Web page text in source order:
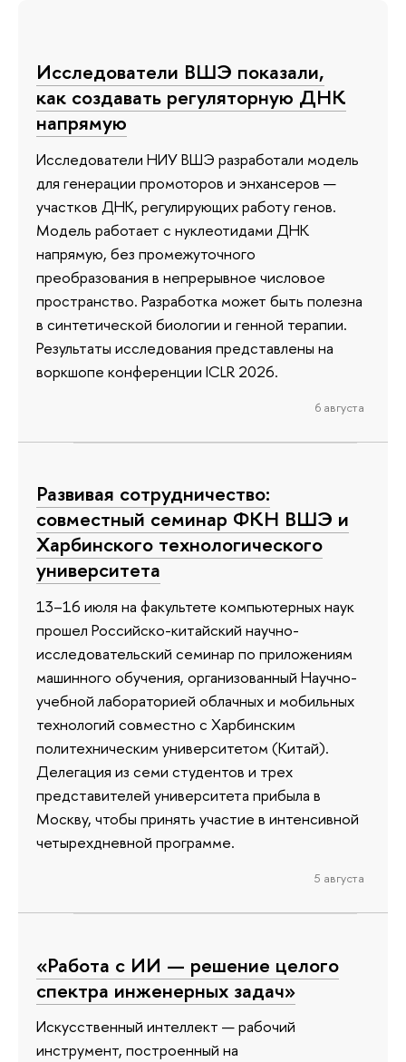
Исследователи ВШЭ показали,
как создавать регуляторную ДНК
напрямую
Исследователи НИУ ВШЭ разработали модель
для генерации промоторов и энхансеров —
участков ДНК, регулирующих работу генов.
Модель работает с нуклеотидами ДНК
напрямую, без промежуточного
преобразования в непрерывное числовое
пространство. Разработка может быть полезна
в синтетической биологии и генной терапии.
Результаты исследования представлены на
воркшопе конференции ICLR 2026.
6 августа
Развивая сотрудничество:
совместный семинар ФКН ВШЭ и
Харбинского технологического
университета
13–16 июля на факультете компьютерных наук
прошел Российско-китайский научно-
исследовательский семинар по приложениям
машинного обучения, организованный Научно-
учебной лабораторией облачных и мобильных
технологий совместно с Харбинским
политехническим университетом (Китай).
Делегация из семи студентов и трех
представителей университета прибыла в
Москву, чтобы принять участие в интенсивной
четырехдневной программе.
5 августа
«Работа с ИИ — решение целого
спектра инженерных задач»
Искусственный интеллект — рабочий
инструмент, построенный на